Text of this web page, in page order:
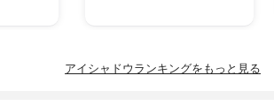
アイシャドウランキングをもっと見る